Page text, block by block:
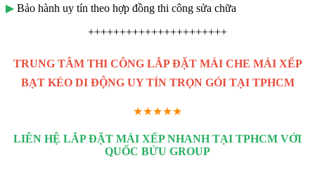
▶ Bảo hành uy tín theo hợp đồng thi công sửa chữa
++++++++++++++++++++++
TRUNG TÂM THI CÔNG LẮP ĐẶT MÁI CHE MÁI XẾP
BẠT KÉO DI ĐỘNG UY TÍN TRỌN GÓI TẠI TPHCM
★★★★★
LIÊN HỆ LẮP ĐẶT MÁI XẾP NHANH TẠI TPHCM VỚI
QUỐC BỬU GROUP